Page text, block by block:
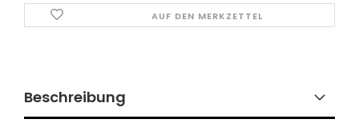
AUF DEN MERKZETTEL
Beschreibung